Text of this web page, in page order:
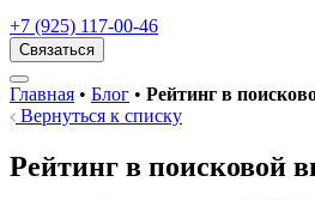
+7 (925) 117-00-46
Связаться
Главная • Блог • Рейтинг в
Вернуться к списку
Рейтинг в поисковой